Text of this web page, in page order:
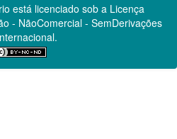
está licenciado sob a Licença
- NãoComercial - SemDerivações